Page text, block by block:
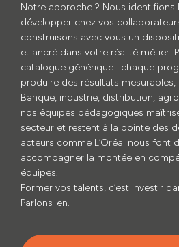
Notre approche ? Nous identifions
développer chez vos
construisons avec vous un
et ancré dans votre réalité métier.
catalogue générique : chaque
produire des résultats mesurables,
Banque, industrie, distribution,
nos équipes pédagogiques
secteur et restent à la pointe des
acteurs comme L’Oréal nous font
accompagner la montée en
équipes.
Former vos talents, c’est investir
Parlons-en.